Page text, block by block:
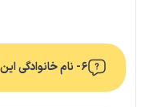
۶- نام خانوادگی این شهدای گران‌قدر را بنویسید.